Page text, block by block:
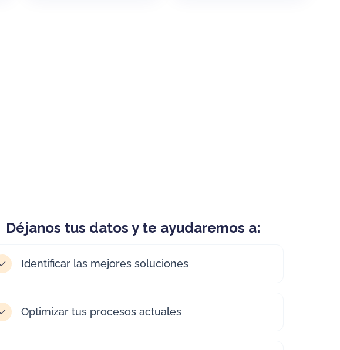
Déjanos tus datos y te ayudaremos a:
Identificar las mejores soluciones
Optimizar tus procesos actuales